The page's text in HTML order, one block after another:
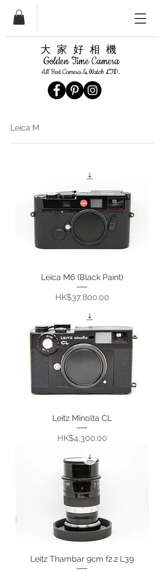
​大家好相機
Golden Time Camera
All Best Camera & Watch LTD.
Leica M
Leica M6 (Black Paint)
價格
HK$37,800.00
Leitz Minolta CL
價格
HK$4,300.00
Leitz Thambar 9cm f2.2 L39